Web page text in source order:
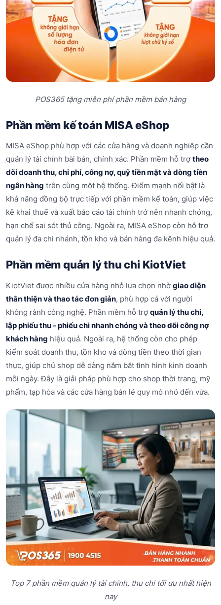
POS365 tặng miễn phí phần mềm bán hàng
Phần mềm kế toán MISA eShop
MISA eShop phù hợp với các cửa hàng và doanh nghiệp cần
quản lý tài chính bài bản, chính xác. Phần mềm hỗ trợ theo
dõi doanh thu, chi phí, công nợ, quỹ tiền mặt và dòng tiền
ngân hàng trên cùng một hệ thống. Điểm mạnh nổi bật là
khả năng đồng bộ trực tiếp với phần mềm kế toán, giúp việc
kê khai thuế và xuất báo cáo tài chính trở nên nhanh chóng,
hạn chế sai sót thủ công. Ngoài ra, MISA eShop còn hỗ trợ
quản lý đa chi nhánh, tồn kho và bán hàng đa kênh hiệu quả.
Phần mềm quản lý thu chi KiotViet
KiotViet được nhiều cửa hàng nhỏ lựa chọn nhờ giao diện
thân thiện và thao tác đơn giản, phù hợp cả với người
không rành công nghệ. Phần mềm hỗ trợ quản lý thu chi,
lập phiếu thu - phiếu chi nhanh chóng và theo dõi công nợ
khách hàng hiệu quả. Ngoài ra, hệ thống còn cho phép
kiểm soát doanh thu, tồn kho và dòng tiền theo thời gian
thực, giúp chủ shop dễ dàng nắm bắt tình hình kinh doanh
mỗi ngày. Đây là giải pháp phù hợp cho shop thời trang, mỹ
phẩm, tạp hóa và các cửa hàng bán lẻ quy mô nhỏ đến vừa.
Top 7 phần mềm quản lý tài chính, thu chi tối ưu nhất hiện
nay